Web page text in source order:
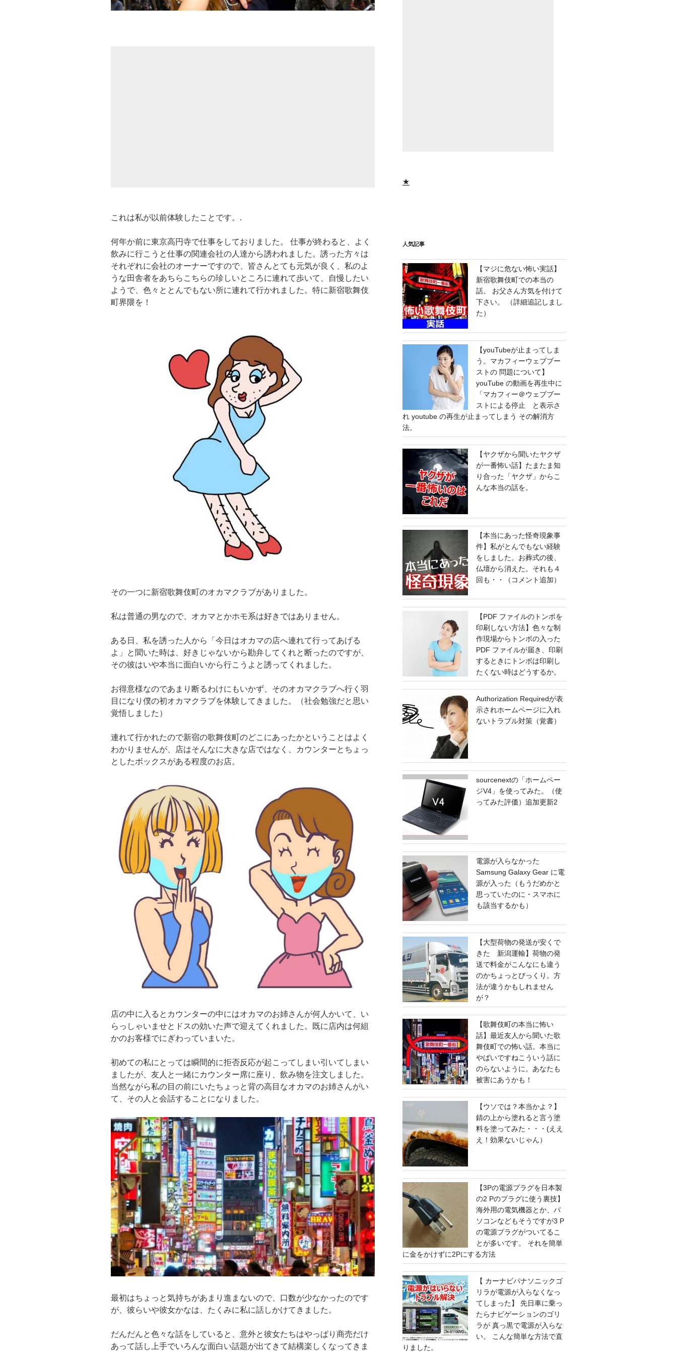
これは私が以前体験したことです。.
何年か前に東京高円寺で仕事をしておりました。 仕事が終わると、よく
飲みに行こうと仕事の関連会社の人達から誘われました。誘った方々は
それぞれに会社のオーナーですので、皆さんとても元気が良く、私のよ
うな田舎者をあちらこちらの珍しいところに連れて歩いて、自慢したい
ようで、色々ととんでもない所に連れて行かれました。特に新宿歌舞伎
町界隈を！
その一つに新宿歌舞伎町のオカマクラブがありました。
私は普通の男なので、オカマとかホモ系は好きではありません。
ある日、私を誘った人から「今日はオカマの店へ連れて行ってあげる
よ」と聞いた時は、好きじゃないから勘弁してくれと断ったのですが、
その彼はいや本当に面白いから行こうよと誘ってくれました。
お得意様なのであまり断るわけにもいかず、そのオカマクラブへ行く羽
目になり僕の初オカマクラブを体験してきました。（社会勉強だと思い
覚悟しました）
連れて行かれたので新宿の歌舞伎町のどこにあったかということはよく
わかりませんが、店はそんなに大きな店ではなく、カウンターとちょっ
としたボックスがある程度のお店。
店の中に入るとカウンターの中にはオカマのお姉さんが何人かいて、い
らっしゃいませとドスの効いた声で迎えてくれました。既に店内は何組
かのお客様でにぎわっていまいた。
初めての私にとっては瞬間的に拒否反応が起こってしまい引いてしまい
ましたが、友人と一緒にカウンター席に座り、飲み物を注文しました。
当然ながら私の目の前にいたちょっと背の高目なオカマのお姉さんがい
て、その人と会話することになりました。
最初はちょっと気持ちがあまり進まないので、口数が少なかったのです
が、彼らいや彼女かなは、たくみに私に話しかけてきました。
だんだんと色々な話をしていると、意外と彼女たちはやっぱり商売だけ
あって話し上手でいろんな面白い話題が出てきて結構楽しくなってきま
★
人気記事
【マジに危ない怖い実話】
新宿歌舞伎町での本当の
話。 お父さん方気を付けて
下さい。 （詳細追記しまし
た）
【youTubeが止まってしま
う。マカフィーウェブブー
ストの 問題について】
youTube の動画を再生中に
「マカフィー＠ウェブブー
ストによる停止 と表示さ
れ youtube の再生が止まってしまう その解消方
法。
【ヤクザから聞いたヤクザ
が一番怖い話】たまたま知
り合った「ヤクザ」からこ
んな本当の話を。
【本当にあった怪奇現象事
件】私がとんでもない経験
をしました。お葬式の後、
仏壇から消えた。それも４
回も・・（コメント追加）
【PDF ファイルのトンボを
印刷しない方法】色々な制
作現場からトンボの入った
PDF ファイルが届き、印刷
するときにトンボは印刷し
たくない時はどうするか。
Authorization Requiredが表
示されホームページに入れ
ないトラブル対策（覚書）
sourcenextの「ホームペー
ジV4」を使ってみた。（使
ってみた評価）追加更新2
電源が入らなかった
Samsung Galaxy Gear に電
源が入った（もうだめかと
思っていたのに・スマホに
も該当するかも）
【大型荷物の発送が安くで
きた 新潟運輸】荷物の発
送で料金がこんなにも違う
のかちょっとびっくり。方
法が違うかもしれません
が？
【歌舞伎町の本当に怖い
話】最近友人から聞いた歌
舞伎町での怖い話。本当に
やばいですねこういう話に
のらないように。あなたも
被害にあうかも！
【ウソでは？本当かよ？】
錆の上から塗れると言う塗
料を塗ってみた・・・(ええ
え！効果ないじゃん）
【3Pの電源プラグを日本製
の2 Pのプラグに使う裏技】
海外用の電気機器とか、パ
ソコンなどもそうですが3 P
の電源プラグがついてるこ
とが多いです。 それを簡単
に金をかけずに2Pにする方法
【 カーナビパナソニックゴ
リラが電源が入らなくなっ
てしまった】 先日車に乗っ
たらナビゲーションのゴリ
ラが 真っ黒で電源が入らな
い。 こんな簡単な方法で直
りました。